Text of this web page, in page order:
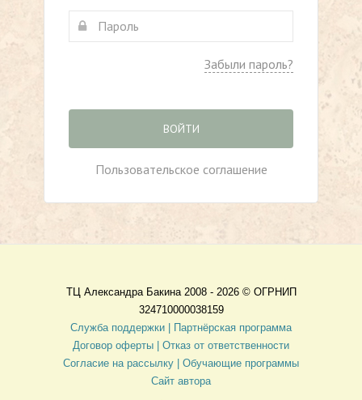
Забыли пароль?
ВОЙТИ
Пользовательское соглашение
ТЦ Александра Бакина 2008 - 2026 © ОГРНИП
324710000038159
Служба поддержки |
Партнёрская программа
Договор оферты
| Отказ от ответственности
Согласие на рассылку | Обучающие программы
Сайт автора